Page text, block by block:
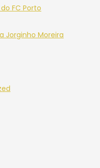
FC Porto
Jorginho Moreira